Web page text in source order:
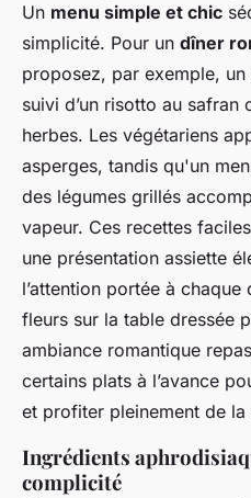
Un menu simple et chic
simplicité. Pour un dîner
proposez, par exemple,
suivi d’un risotto au
herbes. Les végétariens
asperges, tandis qu'un
des légumes grillés
vapeur. Ces recettes
une présentation assiette
l’attention portée à
fleurs sur la table dressée
ambiance romantique
certains plats à l’avance
et profiter pleinement de la
Ingrédients
complicité